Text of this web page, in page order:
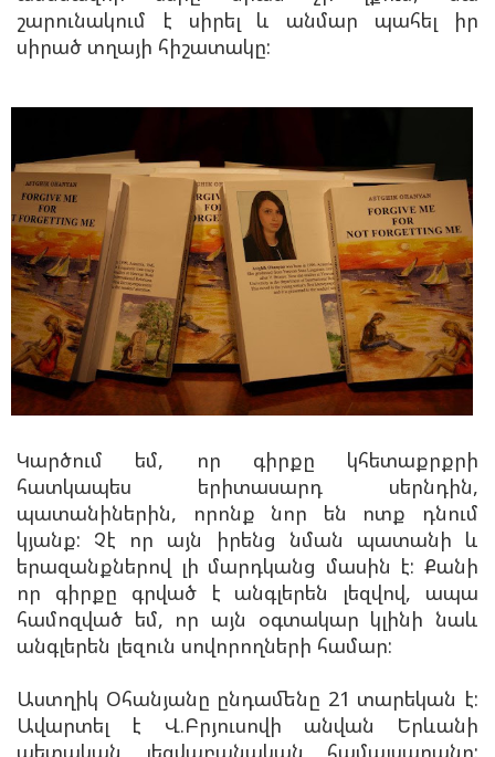
շարունակում է սիրել և անմար պահել իր
սիրած տղայի հիշատակը:
Կարծում եմ, որ գիրքը կհետաքրքրի
հատկապես երիտասարդ սերնդին,
պատանիներին, որոնք նոր են ոտք դնում
կյանք: Չէ որ այն իրենց նման պատանի և
երազանքներով լի մարդկանց մասին է: Քանի
որ գիրքը գրված է անգլերեն լեզվով, ապա
համոզված եմ, որ այն օգտակար կլինի նաև
անգլերեն լեզուն սովորողների համար:
Աստղիկ Օհանյանը ընդամենը 21 տարեկան է:
Ավարտել է Վ.Բրյուսովի անվան Երևանի
պետական լեզվաբանական համալսարանը: